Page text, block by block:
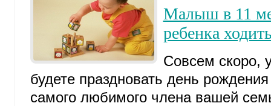
Малыш в 11
ребенка
Совсем скоро,
будете праздновать день
самого любимого члена вашей